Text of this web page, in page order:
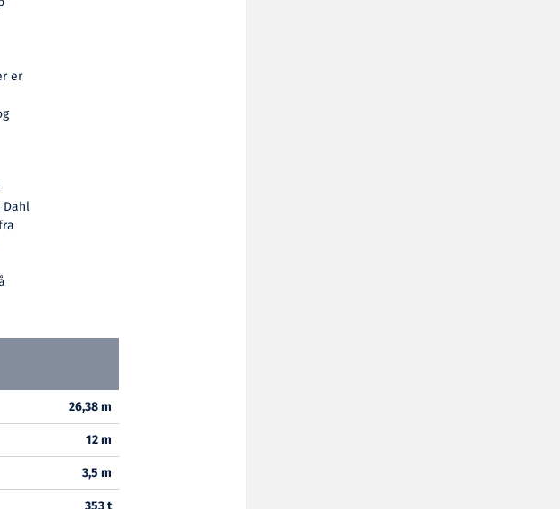
er
26,38 m
12 m
3,5 m